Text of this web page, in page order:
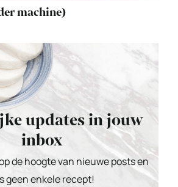
machine)
updates in jouw
inbox
de hoogte van nieuwe posts en
geen enkele recept!